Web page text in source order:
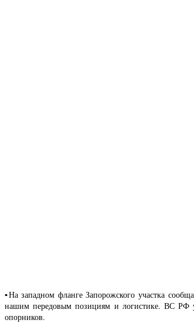
▪️На западном фланге Запорожского участка
нашим передовым позициям и логистике. ВС РФ
опорников.